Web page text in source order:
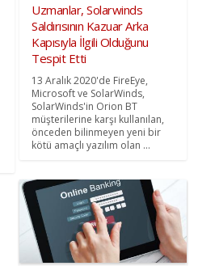
Uzmanlar, Solarwinds
Saldırısının Kazuar Arka
Kapısıyla İlgili Olduğunu
Tespit Etti
13 Aralık 2020'de FireEye,
Microsoft ve SolarWinds,
SolarWinds'in Orion BT
müşterilerine karşı kullanılan,
önceden bilinmeyen yeni bir
kötü amaçlı yazılım olan ...